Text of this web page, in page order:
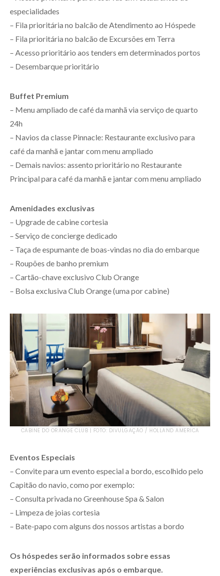
especialidades
– Fila prioritária no balcão de Atendimento ao Hóspede
– Fila prioritária no balcão de Excursões em Terra
– Acesso prioritário aos tenders em determinados portos
– Desembarque prioritário
Buffet Premium
– Menu ampliado de café da manhã via serviço de quarto
24h
– Navios da classe Pinnacle: Restaurante exclusivo para
café da manhã e jantar com menu ampliado
– Demais navios: assento prioritário no Restaurante
Principal para café da manhã e jantar com menu ampliado
Amenidades exclusivas
– Upgrade de cabine cortesia
– Serviço de concierge dedicado
– Taça de espumante de boas-vindas no dia do embarque
– Roupões de banho premium
– Cartão-chave exclusivo Club Orange
– Bolsa exclusiva Club Orange (uma por cabine)
CABINE DO ORANGE CLUB | FOTO: DIVULGAÇÃO / HOLLAND AMERICA
Eventos Especiais
– Convite para um evento especial a bordo, escolhido pelo
Capitão do navio, como por exemplo:
– Consulta privada no Greenhouse Spa & Salon
– Limpeza de joias cortesia
– Bate-papo com alguns dos nossos artistas a bordo
Os hóspedes serão informados sobre essas
experiências exclusivas após o embarque.